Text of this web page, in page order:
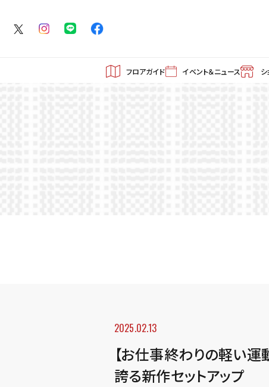
フロアガイド イベント＆ニュース シ
2025.02.13
【お仕事終わりの軽い
誇る新作セットアップ